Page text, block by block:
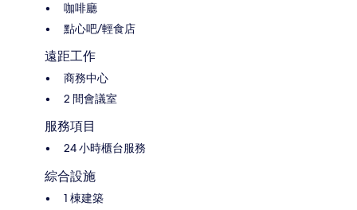
咖啡廳
點心吧/輕食店
遠距工作
商務中心
2 間會議室
服務項目
24 小時櫃台服務
綜合設施
1 棟建築